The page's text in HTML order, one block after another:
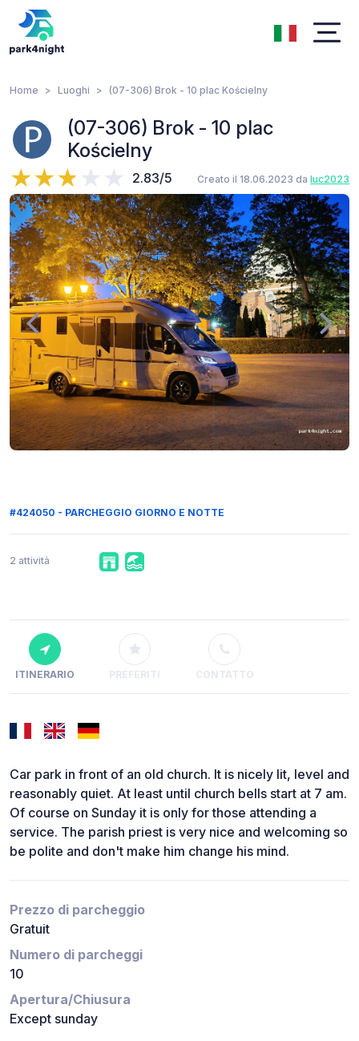
Home Luoghi (07-306) Brok - 10 plac Kościelny
(07-306) Brok - 10 plac
Kościelny
2.83/5 Creato il 18.06.2023 da luc2023
#424050 - PARCHEGGIO GIORNO E NOTTE
2 attività
ITINERARIO PREFERITI CONTATTO
Car park in front of an old church. It is nicely lit, level and
reasonably quiet. At least until church bells start at 7 am.
Of course on Sunday it is only for those attending a
service. The parish priest is very nice and welcoming so
be polite and don't make him change his mind.
Prezzo di parcheggio
Gratuit
Numero di parcheggi
10
Apertura/Chiusura
Except sunday